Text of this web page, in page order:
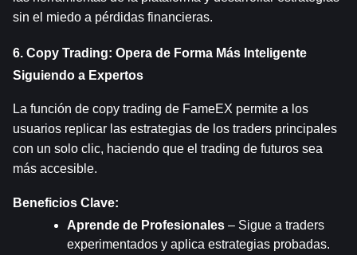
sin el miedo a pérdidas financieras.
6. Copy Trading: Opera de Forma Más Inteligente
Siguiendo a Expertos
La función de copy trading de FameEX permite a los
usuarios replicar las estrategias de los traders principales
con un solo clic, haciendo que el trading de futuros sea
más accesible.
Beneficios Clave:
Aprende de Profesionales – Sigue a traders
experimentados y aplica estrategias probadas.